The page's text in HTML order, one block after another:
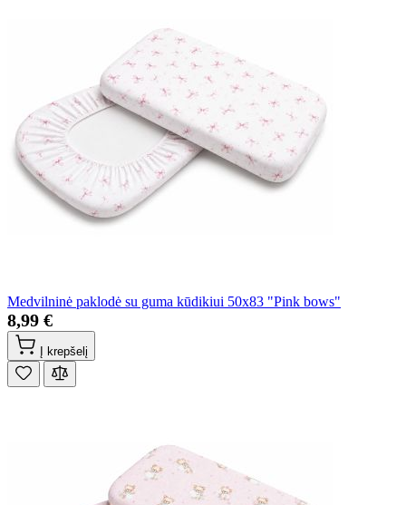
Medvilninė paklodė su guma kūdikiui 50x83 "Pink bows"
8,99 €
Į krepšelį